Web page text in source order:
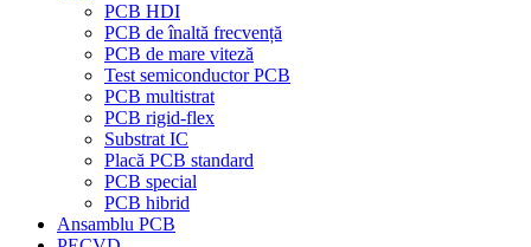
PCB HDI
PCB de înaltă frecvență
PCB de mare viteză
Test semiconductor PCB
PCB multistrat
PCB rigid-flex
Substrat IC
Placă PCB standard
PCB special
PCB hibrid
Ansamblu PCB